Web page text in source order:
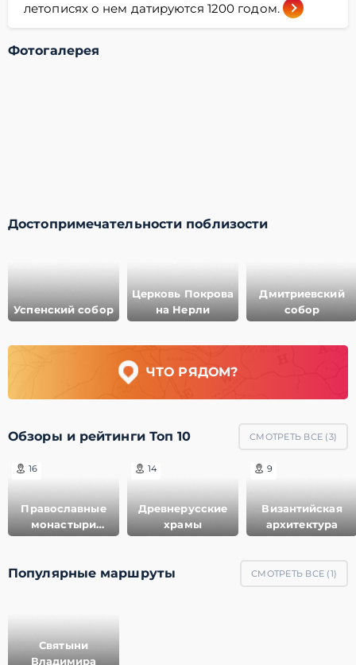
летописях о нем датируются 1200 годом.
Фотогалерея
Достопримечательности поблизости
Успенский собор
Церковь Покрова
на Нерли
Дмитриевский
собор
ЧТО РЯДОМ?
Обзоры и рейтинги Топ 10 СМОТРЕТЬ ВСЕ (3)
16
Православные
монастыри
России
14
Древнерусские
храмы
9
Византийская
архитектура
Популярные маршруты СМОТРЕТЬ ВСЕ (1)
Святыни
Владимира